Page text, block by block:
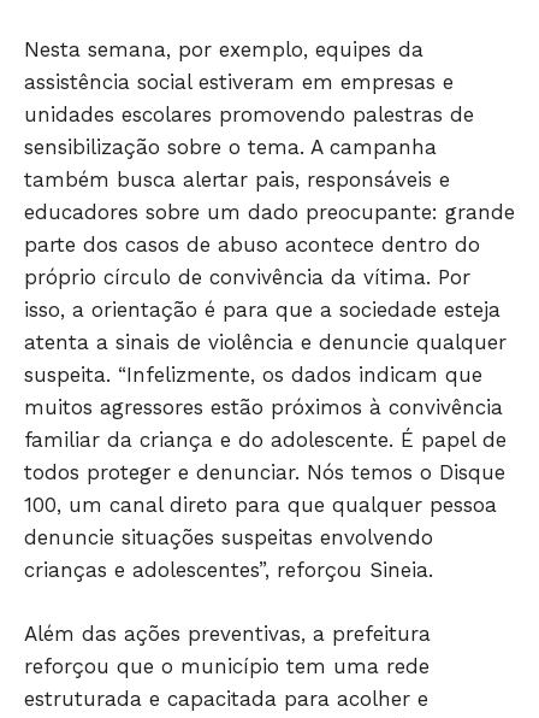
JUNTE-SE NO WHATSAPP
POLÍTICA
POLÍCIA
ESPORTES
ECONOMIA
GERAL
EDUCAÇÃO
Nesta semana, por exemplo, equipes da
assistência social estiveram em empresas e
unidades escolares promovendo palestras de
sensibilização sobre o tema. A campanha
também busca alertar pais, responsáveis e
educadores sobre um dado preocupante: grande
parte dos casos de abuso acontece dentro do
próprio círculo de convivência da vítima. Por
isso, a orientação é para que a sociedade esteja
atenta a sinais de violência e denuncie qualquer
suspeita. “Infelizmente, os dados indicam que
muitos agressores estão próximos à convivência
familiar da criança e do adolescente. É papel de
todos proteger e denunciar. Nós temos o Disque
100, um canal direto para que qualquer pessoa
denuncie situações suspeitas envolvendo
crianças e adolescentes”, reforçou Sineia.
Além das ações preventivas, a prefeitura
reforçou que o município tem uma rede
estruturada e capacitada para acolher e